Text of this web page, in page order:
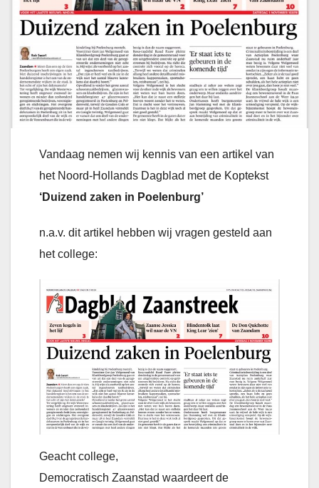
Vandaag nemen wij kennis van een artikel van
het Noord-Hollands Dagblad met de Koptekst
‘Duizend zaken in Poelenburg’
n.a.v. dit artikel hebben wij vragen gesteld aan
het college:
Geacht college,
Democratisch Zaanstad waardeert de